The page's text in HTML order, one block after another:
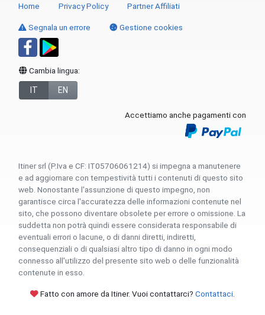
Home Privacy Policy Partner Affiliati
Segnala un errore Gestione cookies
Cambia lingua:
IT EN
Accettiamo anche pagamenti con
Itiner srl (P.Iva e CF: IT05706061214) si impegna a manutenere
e ad aggiornare con tempestività tutti i contenuti di questo sito
web. Nonostante l'assunzione di questo impegno, non
garantisce circa l'accuratezza delle informazioni contenute nel
sito, che possono diventare obsolete per errore o omissione. La
suddetta non potrà quindi essere considerata responsabile di
eventuali errori o lacune, o di danni diretti, indiretti,
consequenziali o di qualsiasi altro tipo di danno in ogni modo
connesso all'utilizzo del presente sito web o delle funzionalità
contenute in esso.
Fatto con amore da Itiner. Vuoi contattarci? Contattaci